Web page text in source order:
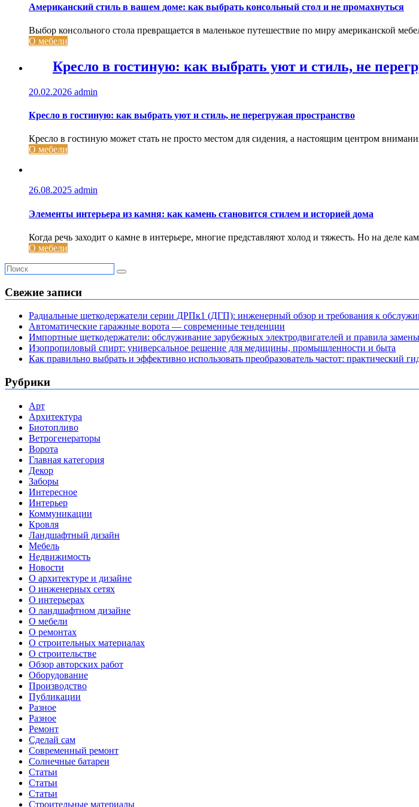
Американский стиль в вашем доме: как выбрать консольный стол и не промахнуться
Выбор консольного стола превращается в маленькое путешествие по миру американской
О мебели
Кресло в гостиную: как выбрать уют и стиль, не
20.02.2026 admin
Кресло в гостиную: как выбрать уют и стиль, не перегружая пространство
Кресло в гостиную может стать не просто местом для сидения, а настоящим центром
О мебели
26.08.2025 admin
Элементы интерьера из камня: как камень становится стилем и историей дома
Когда речь заходит о камне в интерьере, многие представляют холод и тяжесть. Но на деле
О мебели
Свежие записи
Радиальные щеткодержатели серии ДРПк1 (ДГП): инженерный обзор и требования к
Автоматические гаражные ворота — современные тенденции
Импортные щеткодержатели: обслуживание зарубежных электродвигателей и правила замены
Изопропиловый спирт: универсальное решение для медицины, промышленности и быта
Как правильно выбрать и эффективно использовать преобразователь частот: практический
Рубрики
Арт
Архитектура
Биотопливо
Ветрогенераторы
Ворота
Главная категория
Декор
Заборы
Интересное
Интерьер
Коммуникации
Кровля
Ландшафтный дизайн
Мебель
Недвижимость
Новости
О архитектуре и дизайне
О инженерных сетях
О интерьерах
О ландшафтном дизайне
О мебели
О ремонтах
О строительных материалах
О строительстве
Обзор авторских работ
Оборудование
Производство
Публикации
Разное
Разное
Ремонт
Сделай сам
Современный ремонт
Солнечные батареи
Статьи
Статьи
Статьи
Строительные материалы